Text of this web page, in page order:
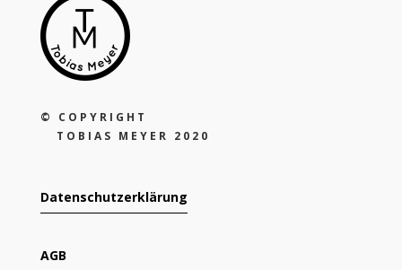
© COPYRIGHT
TOBIAS MEYER 2020
Datenschutzerklärung
AGB